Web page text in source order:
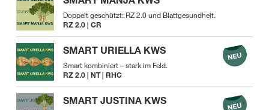
Doppelt geschützt: RZ 2.0 und Blattgesundheit.
RZ 2.0 | CR
SMART URIELLA KWS
Smart kombiniert – stark im Feld.
RZ 2.0 | NT | RHC
SMART JUSTINA KWS